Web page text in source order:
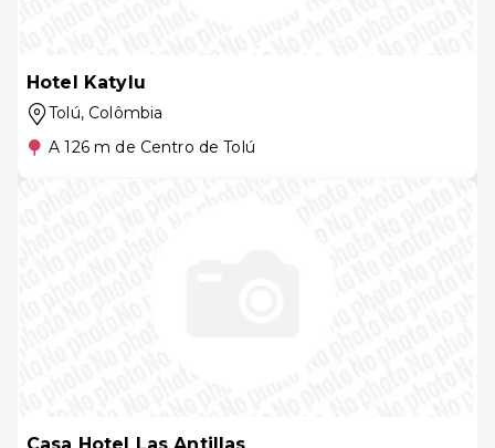
Hotel Katylu
Tolú, Colômbia
A 126 m de Centro de Tolú